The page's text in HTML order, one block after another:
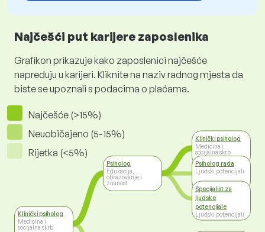
Najčešći put karijere zaposlenika
Grafikon prikazuje kako zaposlenici najčešće
napreduju u karijeri. Kliknite na naziv radnog mjesta da
biste se upoznali s podacima o plaćama.
Najčešće (>15%)
Neuobičajeno (5-15%)
Rijetka (<5%)
Klinički psiholog
Medicina i
socijalna skrb
Psiholog
Edukacija,
obrazovanje i
znanost
Klinički psiholog
Medicina i
socijalna skrb
Psiholog rada
Ljudski potencijali
Specijalist za
ljudske
potencijale
Ljudski potencijali